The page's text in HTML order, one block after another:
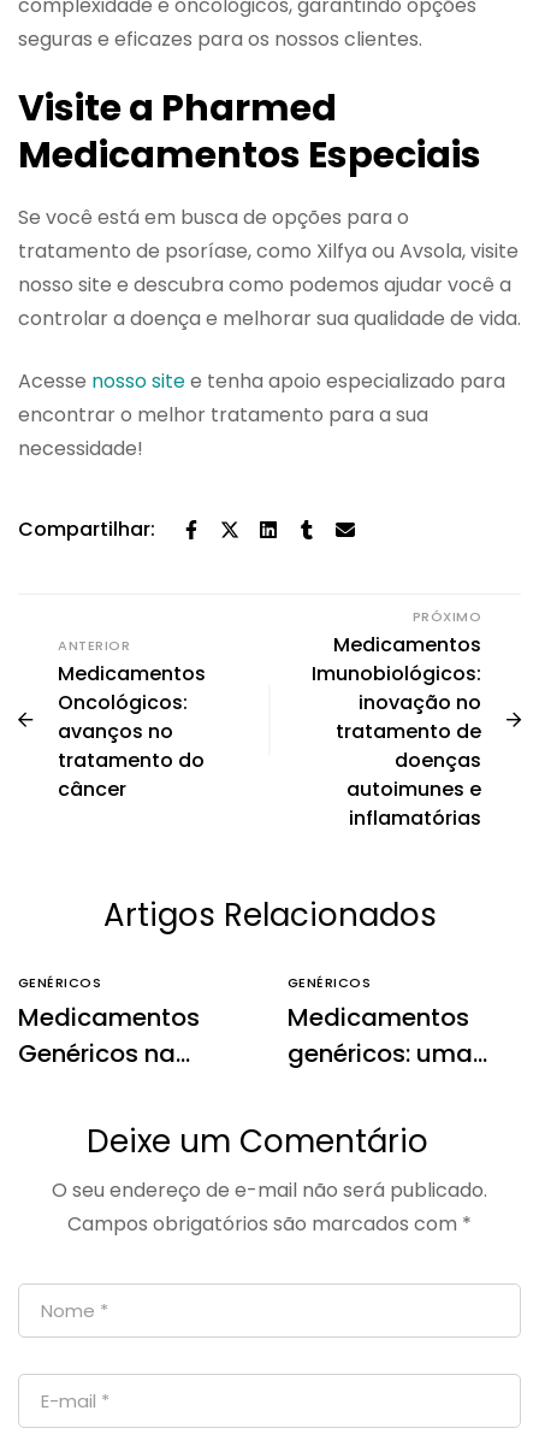
seguras e eficazes para os nossos clientes.
Visite a Pharmed
Medicamentos Especiais
Se você está em busca de opções para o
tratamento de psoríase, como Xilfya ou Avsola, visite
nosso site e descubra como podemos ajudar você a
controlar a doença e melhorar sua qualidade de vida.
Acesse nosso sitee tenha apoio especializado para
encontrar o melhor tratamento para a sua
necessidade!
Compartilhar:
ANTERIOR
Medicamentos
Oncológicos:
avanços no
tratamento do
câncer
PRÓXIMO
Medicamentos
Imunobiológicos:
inovação no
tratamento de
doenças
autoimunes e
inflamatórias
Artigos Relacionados
GENÉRICOS
Medicamentos
Genéricos na
Acesso, Economia
e Eficiência
GENÉRICOS
Medicamentos
genéricos: uma
e segura
Deixe um Comentário
O seu endereço de e-mail não será publicado.
Campos obrigatórios são marcados com *